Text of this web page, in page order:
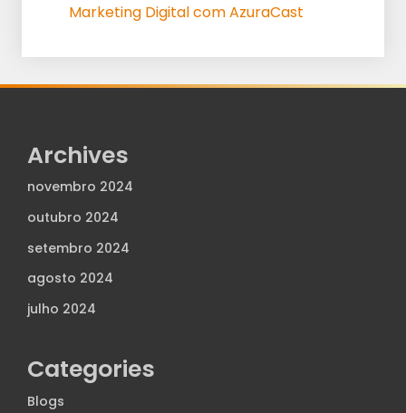
Marketing Digital com AzuraCast
Archives
novembro 2024
outubro 2024
setembro 2024
agosto 2024
julho 2024
Categories
Blogs